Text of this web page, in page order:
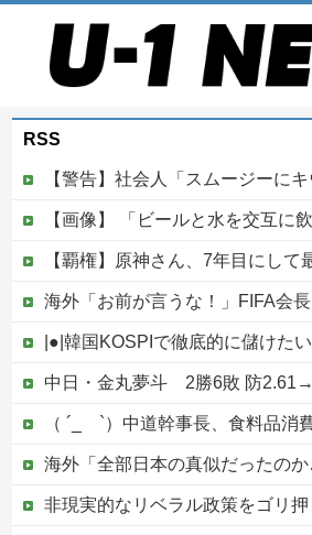
RSS
【警告】社会人「スムージーにキウイ皮ごと入れよ。こ
【画像】 「ビールと水を交互に飲まない
【覇権】原神さん、7年目にして最盛期を迎え
海外「お前が言うな！」FIFA会長を批判した元名選手に
|●|韓国KOSPIで徹底的に儲けたい某海外資本、韓国人投資家に楽
中日・金丸夢斗 2勝6敗 防
（ ´_ゝ`）中道幹事長、食料品消費税2年間1%の閣議決定を批判 → 記者「中道改革連合は食料
海外「全部日本の真似だったのか…」 日本の普通のテレビ番組が最新
非現実的なリベラル政策をゴリ押しした東京大学、貯金から